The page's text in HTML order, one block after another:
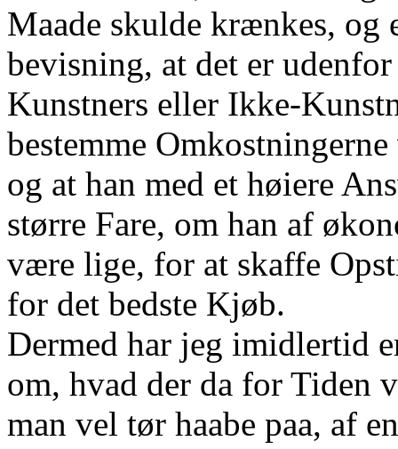
Maade skulde krænkes,
bevisning, at det er
Kunstners eller Ikke-
bestemme
og at han med et høiere
større Fare, om han af
være lige, for at skaffe
for det bedste Kjøb.
Dermed har jeg imidlertid
om, hvad der da for Tiden
man vel tør haabe paa, af